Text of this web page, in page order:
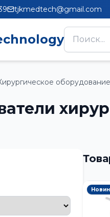
tjkmedtech@gmail.com
оборудование